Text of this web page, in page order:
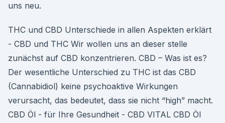
uns neu.
THC und CBD Unterschiede in allen Aspekten erklärt
- CBD und THC Wir wollen uns an dieser stelle
zunächst auf CBD konzentrieren. CBD – Was ist es?
Der wesentliche Unterschied zu THC ist das CBD
(Cannabidiol) keine psychoaktive Wirkungen
verursacht, das bedeutet, dass sie nicht “high” macht.
CBD Öl - für Ihre Gesundheit - CBD VITAL CBD Öl